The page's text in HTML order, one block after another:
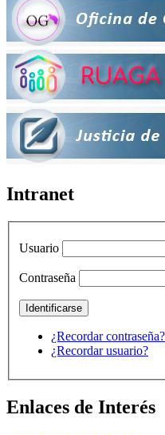
Intranet
Usuario
Contraseña
¿Recordar contraseña?
¿Recordar usuario?
Enlaces de Interés